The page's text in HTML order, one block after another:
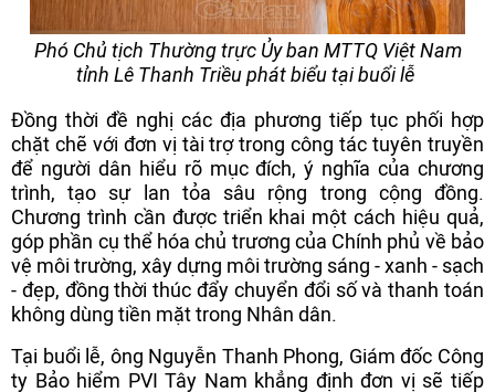
Phó Chủ tịch Thường trực Ủy ban MTTQ Việt Nam
tỉnh Lê Thanh Triều phát biểu tại buổi lễ
Đồng thời đề nghị các địa phương tiếp tục phối hợp
chặt chẽ với đơn vị tài trợ trong công tác tuyên truyền
để người dân hiểu rõ mục đích, ý nghĩa của chương
trình, tạo sự lan tỏa sâu rộng trong cộng đồng.
Chương trình cần được triển khai một cách hiệu quả,
góp phần cụ thể hóa chủ trương của Chính phủ về bảo
vệ môi trường, xây dựng môi trường sáng - xanh - sạch
- đẹp, đồng thời thúc đẩy chuyển đổi số và thanh toán
không dùng tiền mặt trong Nhân dân.
Tại buổi lễ, ông Nguyễn Thanh Phong, Giám đốc Công
ty Bảo hiểm PVI Tây Nam khẳng định đơn vị sẽ tiếp